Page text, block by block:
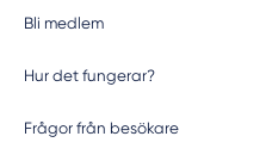
Bli medlem
Hur det fungerar?
Frågor från besökare